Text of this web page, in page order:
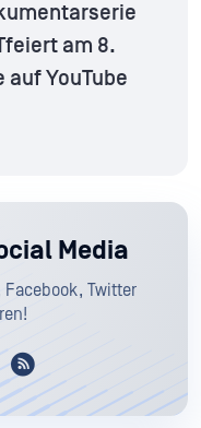
am 8.
YouTube
Media
Facebook, Twitter